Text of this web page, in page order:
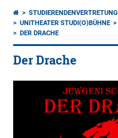
STUDIERENDENVERTRETUNG
UNITHEATER STUDI(O)BÜHNE
DER DRACHE
Der Drache